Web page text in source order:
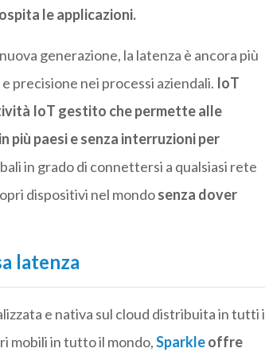
le applicazioni.
generazione, la latenza è ancora più
precisione nei processi aziendali. IoT
IoT gestito che permette alle
paesi e senza interruzioni per
in grado di connettersi a qualsiasi rete
dispositivi nel mondosenza dover
latenza
e nativa sul cloud distribuita in tutti i
mobili in tutto il mondo,Sparkleoffre